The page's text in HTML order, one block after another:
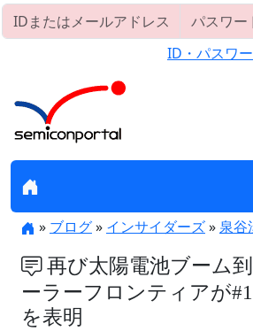
ID・パスワ
» ブログ» インサイダーズ» 泉谷
再び太陽電池ブーム
ーラーフロンティアが
を表明